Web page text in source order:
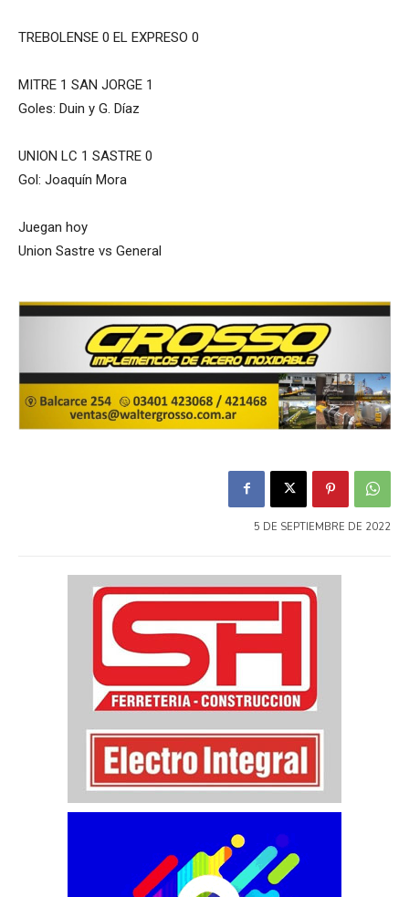
TREBOLENSE 0 EL EXPRESO 0
MITRE 1 SAN JORGE 1
Goles: Duin y G. Díaz
UNION LC 1 SASTRE 0
Gol: Joaquín Mora
Juegan hoy
Union Sastre vs General
5 DE SEPTIEMBRE DE 2022